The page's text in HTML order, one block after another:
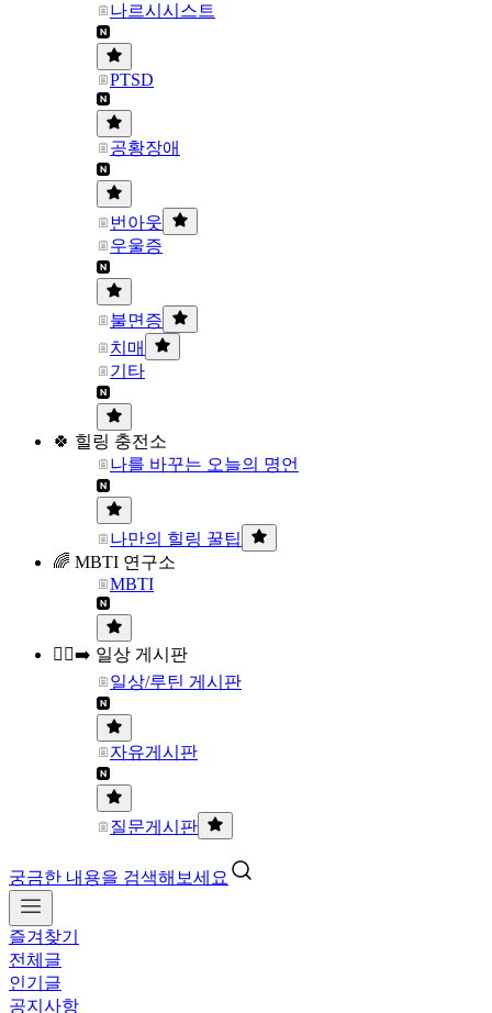
나르시시스트
PTSD
공황장애
번아웃
우울증
불면증
치매
기타
🍀 힐링 충전소
나를 바꾸는 오늘의 명언
나만의 힐링 꿀팁
🌈 MBTI 연구소
MBTI
🏃‍♀️‍➡️ 일상 게시판
일상/루틴 게시판
자유게시판
질문게시판
궁금한 내용을 검색해보세요
즐겨찾기
전체글
인기글
공지사항